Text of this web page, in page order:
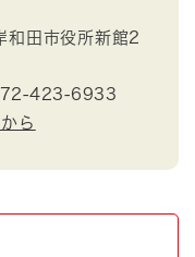
田市役所新館2
423-6933
ら